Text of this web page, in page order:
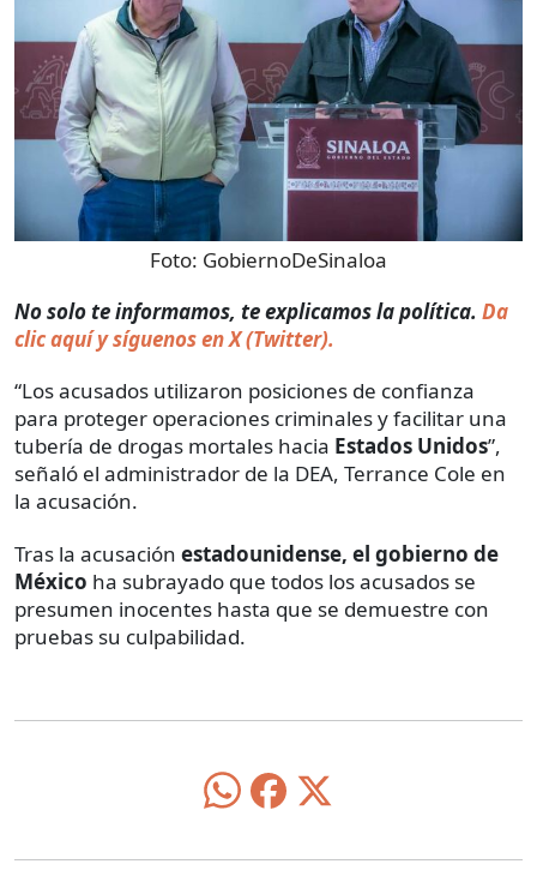
Foto: GobiernoDeSinaloa
No solo te informamos, te explicamos la política. Da
clic aquí y síguenos en X (Twitter).
“Los acusados utilizaron posiciones de confianza
para proteger operaciones criminales y facilitar una
tubería de drogas mortales hacia Estados Unidos”,
señaló el administrador de la DEA, Terrance Cole en
la acusación.
Tras la acusación estadounidense, el gobierno de
México ha subrayado que todos los acusados se
presumen inocentes hasta que se demuestre con
pruebas su culpabilidad.